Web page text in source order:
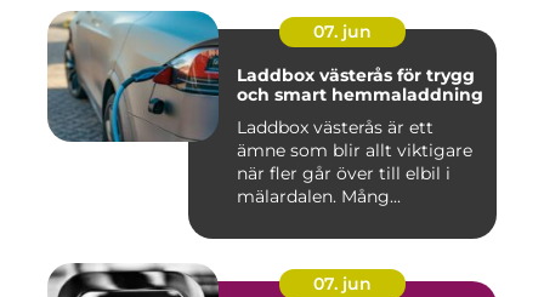
07. jun
Laddbox västerås för trygg
och smart hemmaladdning
Laddbox västerås är ett
ämne som blir allt viktigare
när fler går över till elbil i
mälardalen. Mång...
07. jun